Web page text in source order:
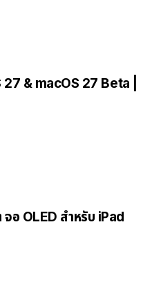
& macOS 27 Beta |
อ OLED สำหรับ iPad